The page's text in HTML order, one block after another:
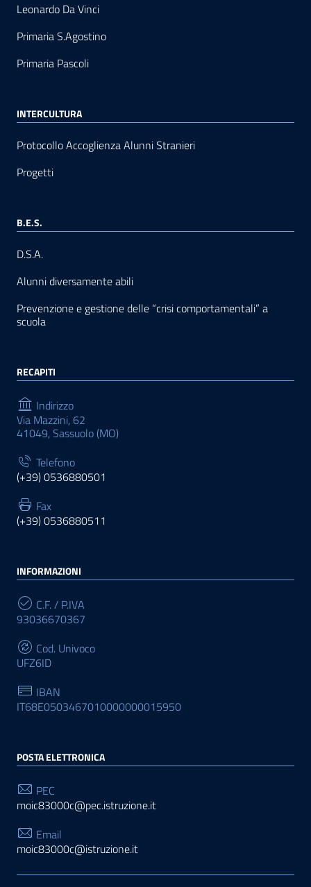
Leonardo Da Vinci
Primaria S.Agostino
Primaria Pascoli
INTERCULTURA
Protocollo Accoglienza Alunni Stranieri
Progetti
B.E.S.
D.S.A.
Alunni diversamente abili
Prevenzione e gestione delle “crisi comportamentali” a
scuola
RECAPITI
Indirizzo
Via Mazzini, 62
41049, Sassuolo (MO)
Telefono
(+39) 0536880501
Fax
(+39) 0536880511
INFORMAZIONI
C.F. / P.IVA
93036670367
Cod. Univoco
UFZ6ID
IBAN
IT68E0503467010000000015950
POSTA ELETTRONICA
PEC
moic83000c@pec.istruzione.it
Email
moic83000c@istruzione.it